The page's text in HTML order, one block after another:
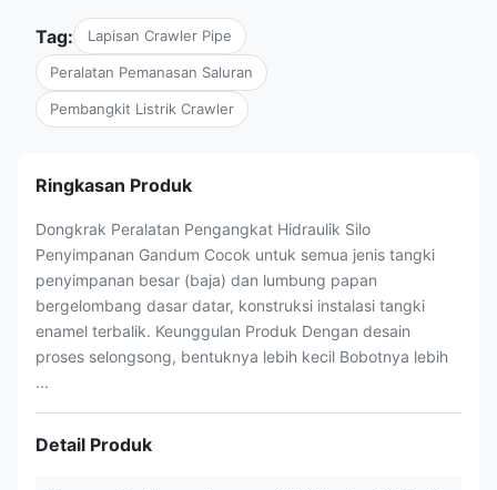
Tag: Lapisan Crawler Pipe
Peralatan Pemanasan Saluran
Pembangkit Listrik Crawler
Ringkasan Produk
Dongkrak Peralatan Pengangkat Hidraulik Silo
Penyimpanan Gandum Cocok untuk semua jenis tangki
penyimpanan besar (baja) dan lumbung papan
bergelombang dasar datar, konstruksi instalasi tangki
enamel terbalik. Keunggulan Produk Dengan desain
proses selongsong, bentuknya lebih kecil Bobotnya lebih
...
Detail Produk